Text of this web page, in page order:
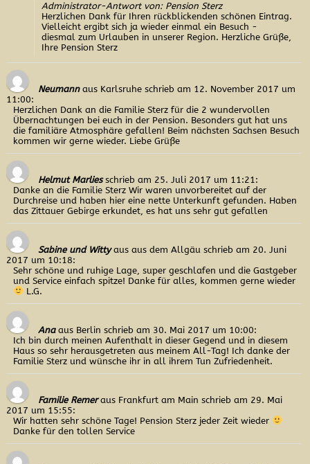
Administrator-Antwort von: Pension Sterz
Herzlichen Dank für Ihren rückblickenden schönen Eintrag.
Vielleicht ergibt sich ja wieder einmal ein Besuch -
diesmal zum Urlauben in unserer Region. Herzliche Grüße,
Ihre Pension Sterz
Neumann aus Karlsruhe schrieb am 12. November 2017 um
11:00:
Herzlichen Dank an die Familie Sterz für die 2 wundervollen
Übernachtungen bei euch in der Pension. Besonders gut hat uns
die familiäre Atmosphäre gefallen! Beim nächsten Sachsen Besuch
kommen wir gerne wieder. Liebe Grüße
Helmut Marlies schrieb am 25. Juli 2017 um 11:21:
Danke an die Familie Sterz Wir waren unvorbereitet auf der
Durchreise und haben hier eine nette Unterkunft gefunden. Haben
das Zittauer Gebirge erkundet, es hat uns sehr gut gefallen
Sabine und Witty aus aus dem Allgäu schrieb am 20. Juni
2017 um 10:18:
Sehr schöne und ruhige Lage, super geschlafen und die Gastgeber
und Service einfach spitze! Danke für alles, kommen gerne wieder
L.G.
Ana aus Berlin schrieb am 30. Mai 2017 um 10:00:
Ich bin durch meinen Aufenthalt in dieser Gegend und in diesem
Haus so sehr herausgetreten aus meinem All-Tag! Ich danke der
Familie Sterz und wünsche ihr in all ihrem Tun Zufriedenheit.
Familie Remer aus Frankfurt am Main schrieb am 29. Mai
2017 um 15:55:
Wir hatten sehr schöne Tage! Pension Sterz jeder Zeit wieder
Danke für den tollen Service